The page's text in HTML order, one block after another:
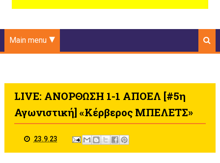
Main menu
LIVE: ΑΝΟΡΘΩΣΗ 1-1 ΑΠΟΕΛ [#5η
Αγωνιστική] «Κέρβερος ΜΠΕΛΕΤΣ»
23.9.23